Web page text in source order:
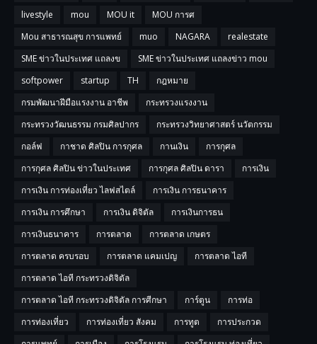
livestyle
mou MOU it
MOU การศ
Mou สาธารณสุข การแพทย์
muo NAGARA
realestate
SME ข่าวในประเทศ แถลงข
SME ข่าวในประเทศ แถลงข่าว mou
softpower
startup TH
กฎหมาย
กรมพัฒนาฝีมือแรงงาน อาชีพ
กระทรวงแรงงาน
กระทรวงวัฒนธรรม กรมศิลปากร
กระทรวงวิทยาศาสตร์ นวัตกรรม
กอล์ฟ
กาชาด ศิลปิน การกุศล กานเงิน
การกุศล
การกุศล ศิลปิน ข่าวในประเทศ
การกุศล ศิลปิน ดารา
การเงิน
การเงิน การท่องเที่ยว ไลฟสไตล์
การเงิน การธนาคาร
การเงิน การศึกษา
การเงิน ดิจิตัล
การเงินการธน
การเงินธนาคาร
การตลาด
การตลาด เกษตร
การตลาด ครบรอบ
การตลาด แคมเปญ
การตลาด ไอที
การตลาด ไอที กระทรวงดิจิตัล
การตลาด ไอที กระทรวงดิจิตัล การศีกษา
การ์ตูน
การท่อ
การท่องเที่ยว
การท่องเที่ยว สังคม การทูต
การประกวด